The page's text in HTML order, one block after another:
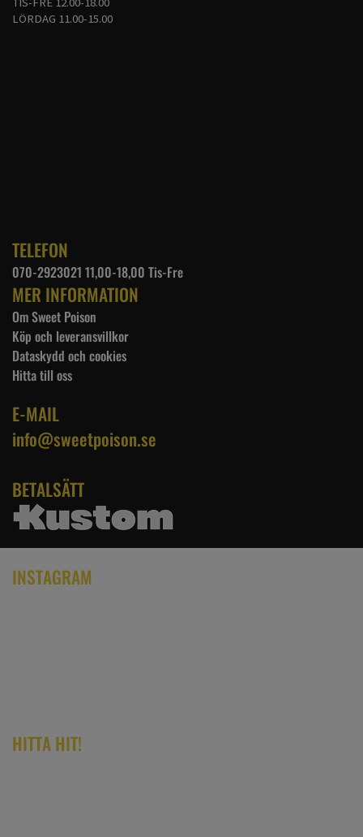
LÖRDAG 11.00-15.00
TELEFON
070-2923021 11,00-18,00 Tis-Fre
MER INFORMATION
Om Sweet Poison
Köp och leveransvillkor
Dataskydd och cookies
Hitta till oss
E-MAIL
info@sweetpoison.se
BETALSÄTT
INSTAGRAM
HITTA HIT!